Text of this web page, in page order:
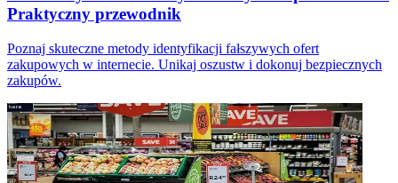
Praktyczny przewodnik
Poznaj skuteczne metody identyfikacji fałszywych ofert
zakupowych w internecie. Unikaj oszustw i dokonuj bezpiecznych
zakupów.